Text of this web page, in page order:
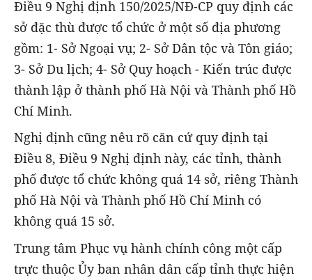
Điều 9 Nghị định 150/2025/NĐ-CP quy định các
sở đặc thù được tổ chức ở một số địa phương
gồm: 1- Sở Ngoại vụ; 2- Sở Dân tộc và Tôn giáo;
3- Sở Du lịch; 4- Sở Quy hoạch - Kiến trúc được
thành lập ở thành phố Hà Nội và Thành phố Hồ
Chí Minh.
Nghị định cũng nêu rõ căn cứ quy định tại
Điều 8, Điều 9 Nghị định này, các tỉnh, thành
phố được tổ chức không quá 14 sở, riêng Thành
phố Hà Nội và Thành phố Hồ Chí Minh có
không quá 15 sở.
Trung tâm Phục vụ hành chính công một cấp
trực thuộc Ủy ban nhân dân cấp tỉnh thực hiện